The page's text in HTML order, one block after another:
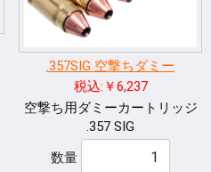
.357SIG 空撃ちダミー
税込:￥6,237
空撃ち用ダミーカートリッジ
.357 SIG
数量